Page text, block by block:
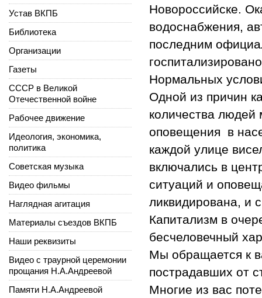
Новороссийске.
водоснабжения,
последним
Нормальных
Одной из причин
количества людей
оповещения в
каждой улице
включались в
ситуаций и
ликвидирована, и
Капитализм в
бесчеловечный
Мы обращается к
пострадавших от
Многие из вас
Устав ВКПБ
Библиотека
Организации
Газеты
СССР в Великой
Отечественной войне
Рабочее движение
Идеология, экономика,
политика
Советская музыка
Видео фильмы
Наглядная агитация
Материалы съездов ВКПБ
Наши реквизиты
Видео с траурной церемонии
прощания Н.А.Андреевой
Памяти Н.А.Андреевой